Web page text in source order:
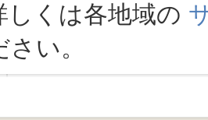
くは各地域の
さい。